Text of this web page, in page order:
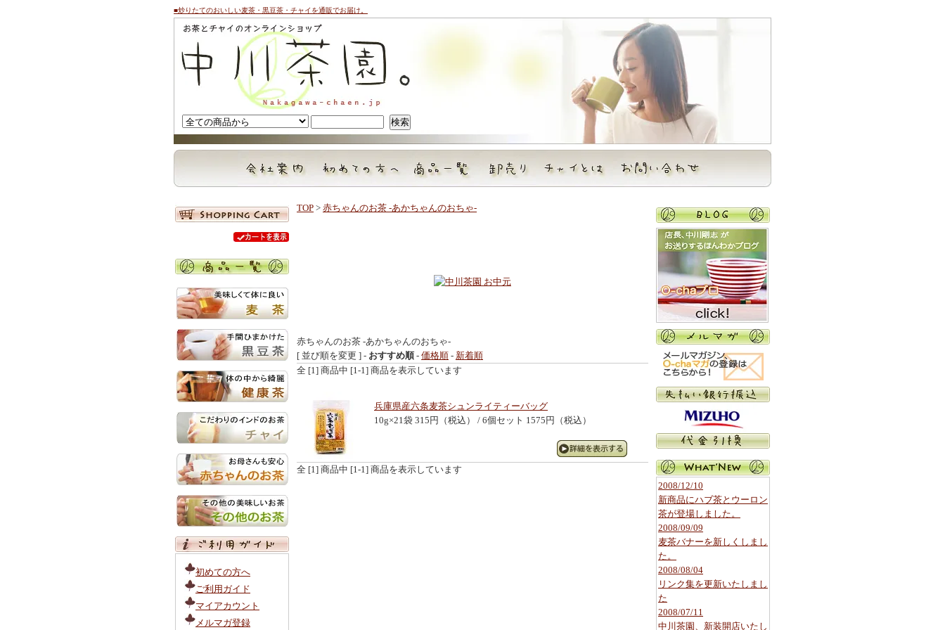
■炒りたてのおいしい麦茶・黒豆茶・チャイを通販でお届け。
TOP > 赤ちゃんのお茶 -あかちゃんのおちゃ-
赤ちゃんのお茶 -あかちゃんのおちゃ-
[ 並び順を変更 ] - おすすめ順- 価格順 - 新着順
全 [1] 商品中 [1-1] 商品を表示しています
兵庫県産六条麦茶シュンライティーバッグ
10g×21袋 315円（税込） / 6個セット 1575円（税込）
全 [1] 商品中 [1-1] 商品を表示しています
初めての方へ
ご利用ガイド
マイアカウント
メルマガ登録
2008/12/10
新商品にハブ茶とウーロン
茶が登場しました。
2008/09/09
麦茶バナーを新しくしまし
た。
2008/08/04
リンク集を更新いたしまし
た
2008/07/11
中川茶園、新装開店いたし